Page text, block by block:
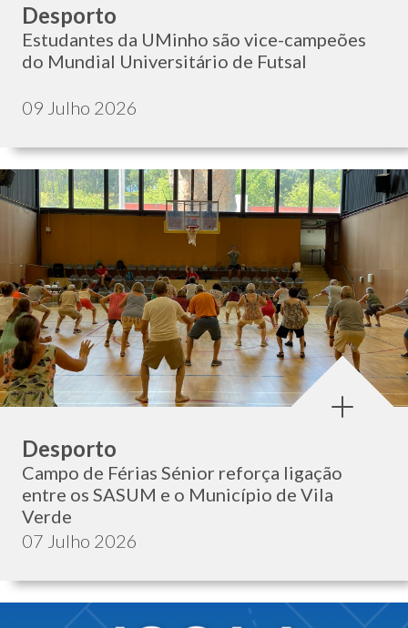
Categoria:
Desporto
Estudantes da UMinho são vice-campeões
do Mundial Universitário de Futsal
Data de publicação:
09 Julho 2026
Categoria:
Desporto
Campo de Férias Sénior reforça ligação
entre os SASUM e o Município de Vila
Verde
Data de publicação:
07 Julho 2026